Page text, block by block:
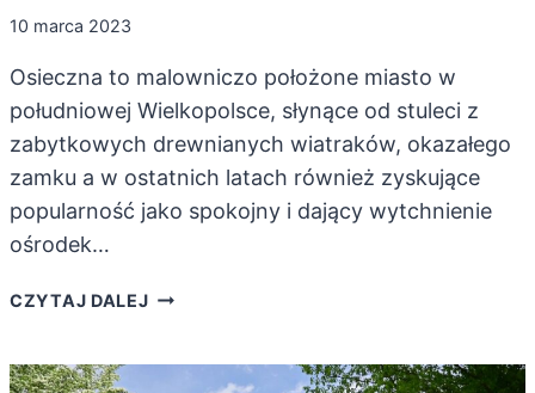
10 marca 2023
Osieczna to malowniczo położone miasto w
południowej Wielkopolsce, słynące od stuleci z
zabytkowych drewnianych wiatraków, okazałego
zamku a w ostatnich latach również zyskujące
popularność jako spokojny i dający wytchnienie
ośrodek…
CZYTAJ DALEJMALOWNICZA